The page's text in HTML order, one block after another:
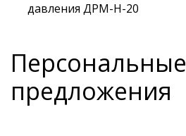
давления ДРМ-Н-20
Персональные
предложения